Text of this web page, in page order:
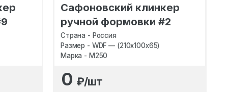
Сафоновский клинкер
ручной формовки #2
Страна - Россия
Размер - WDF — (210х100х65)
Марка - M250
0 ₽/шт